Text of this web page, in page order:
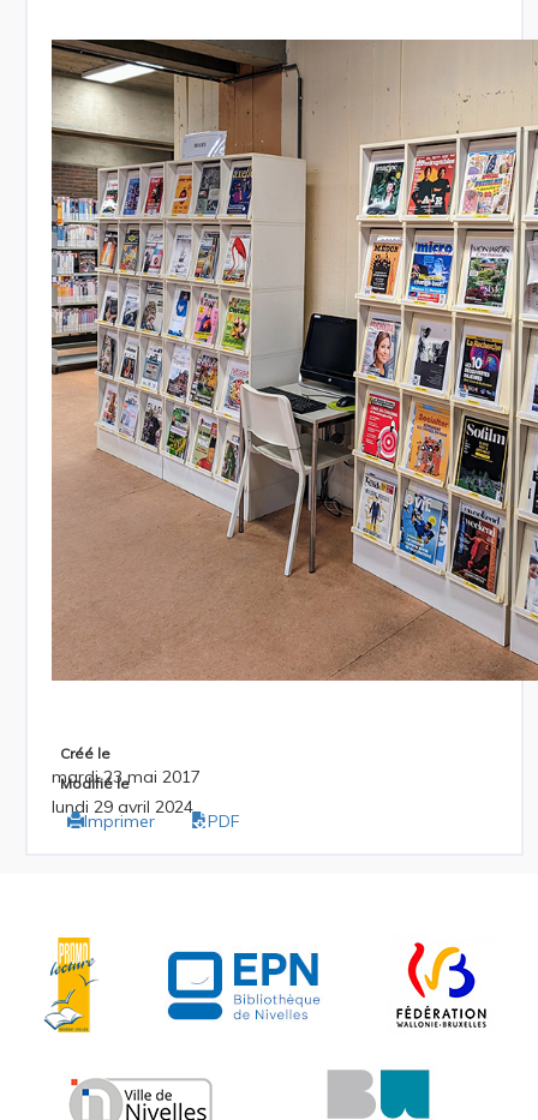
Créé le
mardi 23 mai 2017
Modifié le
lundi 29 avril 2024
Imprimer PDF